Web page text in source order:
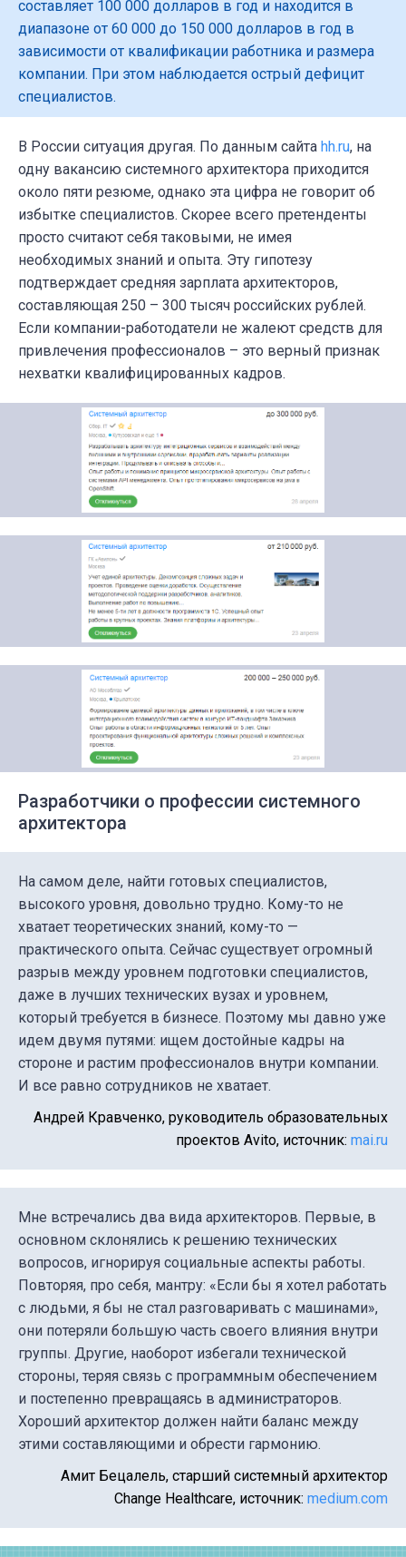
составляет 100 000 долларов в год и находится в
диапазоне от 60 000 до 150 000 долларов в год в
зависимости от квалификации работника и размера
компании. При этом наблюдается острый дефицит
специалистов.
В России ситуация другая. По данным сайта hh.ru, на
одну вакансию системного архитектора приходится
около пяти резюме, однако эта цифра не говорит об
избытке специалистов. Скорее всего претенденты
просто считают себя таковыми, не имея
необходимых знаний и опыта. Эту гипотезу
подтверждает средняя зарплата архитекторов,
составляющая 250 – 300 тысяч российских рублей.
Если компании-работодатели не жалеют средств для
привлечения профессионалов – это верный признак
нехватки квалифицированных кадров.
Разработчики о профессии системного
архитектора
На самом деле, найти готовых специалистов,
высокого уровня, довольно трудно. Кому-то не
хватает теоретических знаний, кому-то —
практического опыта. Сейчас существует огромный
разрыв между уровнем подготовки специалистов,
даже в лучших технических вузах и уровнем,
который требуется в бизнесе. Поэтому мы давно уже
идем двумя путями: ищем достойные кадры на
стороне и растим профессионалов внутри компании.
И все равно сотрудников не хватает.
Андрей Кравченко, руководитель образовательных
проектов Avito, источник: mai.ru
Мне встречались два вида архитекторов. Первые, в
основном склонялись к решению технических
вопросов, игнорируя социальные аспекты работы.
Повторяя, про себя, мантру: «Если бы я хотел работать
с людьми, я бы не стал разговаривать с машинами»,
они потеряли большую часть своего влияния внутри
группы. Другие, наоборот избегали технической
стороны, теряя связь с программным обеспечением
и постепенно превращаясь в администраторов.
Хороший архитектор должен найти баланс между
этими составляющими и обрести гармонию.
Амит Бецалель, старший системный архитектор
Change Healthcare, источник: medium.com